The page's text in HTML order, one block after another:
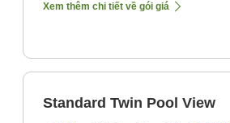
Xem thêm chi tiết về gói giá
Standard Twin Pool View